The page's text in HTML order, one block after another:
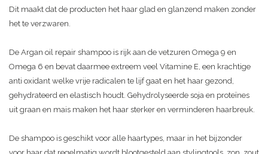
Dit maakt dat de producten het haar glad en glanzend maken zonder
het te verzwaren.
De Argan oil repair shampoo is rijk aan de vetzuren Omega 9 en
Omega 6 en bevat daarmee extreem veel Vitamine E, een krachtige
anti oxidant welke vrije radicalen te lijf gaat en het haar gezond,
gehydrateerd en elastisch houdt. Gehydrolyseerde soja en proteïnes
uit graan en mais maken het haar sterker en verminderen haarbreuk.
De shampoo is geschikt voor alle haartypes, maar in het bijzonder